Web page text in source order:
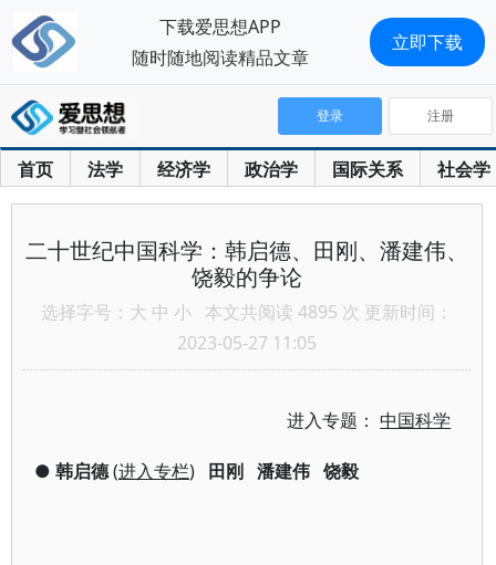
首页 法学 经济学 政治学 国际关系 社会学
登录 注册
二十世纪中国科学：韩启德、田刚、潘建伟、
饶毅的争论
选择字号： 大 中 小 本文共阅读 4895 次 更新时间：
2023-05-27 11:05
进入专题：中国科学
● 韩启德(进入专栏) 田刚 潘建伟 饶毅
下载爱思想APP
随时随地阅读精品文章
立即下载